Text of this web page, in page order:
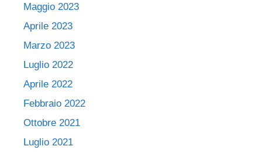
Maggio 2023
Aprile 2023
Marzo 2023
Luglio 2022
Aprile 2022
Febbraio 2022
Ottobre 2021
Luglio 2021